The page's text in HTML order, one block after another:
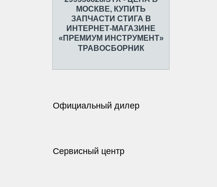
ТРАВОСБОРНИК
Официальный дилер
Сервисный центр